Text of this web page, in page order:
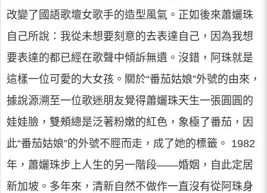
改變了國語歌壇女歌手的造型風氣。正如後來蕭孋珠
自己所說：我從未想要刻意的去表達自己，因為我想
要表達的都已經在歌聲中傾訴無遺。沒錯，阿珠就是
這樣一位可愛的大女孩。關於“番茄姑娘”外號的由來，
據說源溯至一位歌迷朋友覺得蕭孋珠天生一張圓圓的
娃娃臉，雙頰總是泛著粉嫩的紅色，象極了番茄，因
此“番茄姑娘”的外號不脛而走，成了她的標籤。 1982
年，蕭孋珠步上人生的另一階段——婚姻，自此定居
新加坡。多年來，清新自然不做作一直沒有從阿珠身